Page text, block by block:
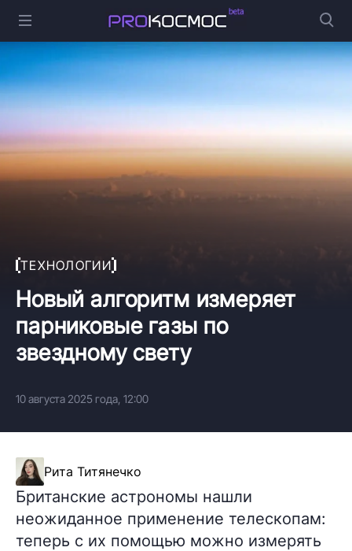
ТЕХНОЛОГИИ
Новый алгоритм измеряет
парниковые газы по
звездному свету
10 августа 2025 года, 12:00
Рита Титянечко
Британские астрономы нашли
неожиданное применение телескопам:
теперь с их помощью можно измерять